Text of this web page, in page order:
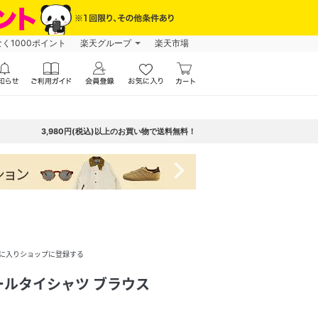
1000ポイント 楽天グループ 楽天市場
3,980円(税込)以上のお買い物で送料無料！
navigate_next
入りショップに登録する
タイシャツ ブラウス